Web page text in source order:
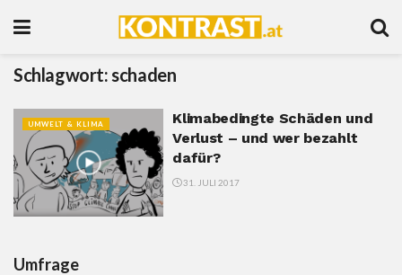
Schlagwort:schaden
UMWELT & KLIMA
Klimabedingte Schäden und
Verlust – und wer bezahlt
dafür?
31. JULI 2017
Umfrage